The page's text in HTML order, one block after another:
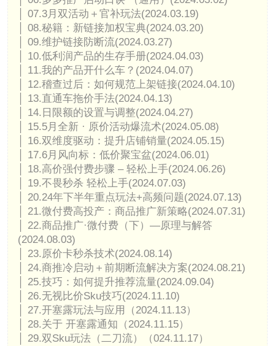
│ 07.3月双活动＋官补玩法(2024.03.19)
│ 08.秘籍：新链接加权宝典(2024.03.20)
│ 09.维护链接防断流(2024.03.27)
│ 10.低利润产品的生存手册(2024.04.03)
│ 11.我的产品开什么车？(2024.04.07)
│ 12.稽查过后：如何规范上架链接(2024.04.10)
│ 13.直通车拖价手法(2024.04.13)
│ 14.日限额的设置与调整(2024.04.27)
│ 15.5月全新 · 原价活动爆流术(2024.05.08)
│ 16.双维度驱动：提升店铺销量(2024.05.15)
│ 17.6月风向标：低价聚宝盆(2024.06.01)
│ 18.高价强付费步骤 – 轻松上手(2024.06.26)
│ 19.不畏秒杀 轻松上手(2024.07.03)
│ 20.24年下半年重点玩法+高频问题(2024.07.13)
│ 21.微付费高投产：商品推广新策略(2024.07.31)
│ 22.商品推广·微付费（下）—原理与解答
(2024.08.03)
│ 23.原价卡秒杀技术(2024.08.14)
│ 24.商推冷启动＋前期断流解决方案(2024.08.21)
│ 25.技巧：如何提升推荐流量(2024.09.04)
│ 26.无视比价Sku技巧(2024.11.10)
│ 27.开塞露玩法与应用（2024.11.13）
│ 28.关于 开塞露通知（2024.11.15）
│ 29.双Sku玩法（二刀流）（024.11.17）